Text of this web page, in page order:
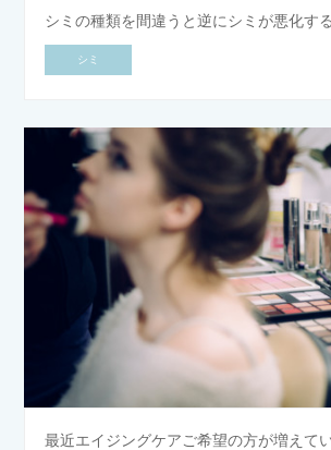
シミの種類を間違うと逆にシミが悪化す
シミ
最近エイジングケアご希望の方が増えて